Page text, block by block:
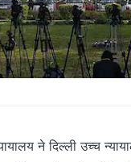
ने दिल्ली उच्च